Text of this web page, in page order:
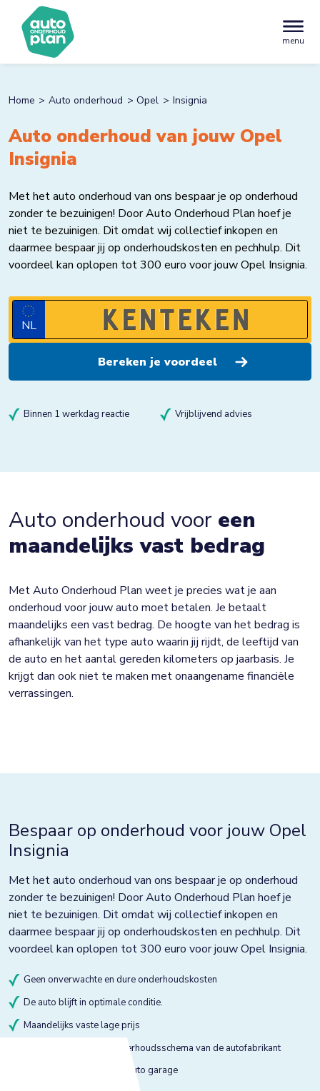
menu
Home Auto onderhoud Opel Insignia
Auto onderhoud van jouw Opel
Insignia
Met het auto onderhoud van ons bespaar je op onderhoud
zonder te bezuinigen! Door Auto Onderhoud Plan hoef je
niet te bezuinigen. Dit omdat wij collectief inkopen en
daarmee bespaar jij op onderhoudskosten en pechhulp. Dit
voordeel kan oplopen tot 300 euro voor jouw Opel Insignia.
NL
Binnen 1 werkdag reactie Vrijblijvend advies
Auto onderhoud voor een
maandelijks vast bedrag
Met Auto Onderhoud Plan weet je precies wat je aan
onderhoud voor jouw auto moet betalen. Je betaalt
maandelijks een vast bedrag. De hoogte van het bedrag is
afhankelijk van het type auto waarin jij rijdt, de leeftijd van
de auto en het aantal gereden kilometers op jaarbasis. Je
krijgt dan ook niet te maken met onaangename financiële
verrassingen.
Bespaar op onderhoud voor jouw Opel
Insignia
Met het auto onderhoud van ons bespaar je op onderhoud
zonder te bezuinigen! Door Auto Onderhoud Plan hoef je
niet te bezuinigen. Dit omdat wij collectief inkopen en
daarmee bespaar jij op onderhoudskosten en pechhulp. Dit
voordeel kan oplopen tot 300 euro voor jouw Opel Insignia.
Geen onverwachte en dure onderhoudskosten
De auto blijft in optimale conditie.
Maandelijks vaste lage prijs
Onderhoud volgens onderhoudsschema van de autofabrikant
Onderhoud bij gekeurde auto garage